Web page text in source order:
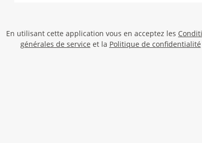
En utilisant cette application vous en acceptez les
générales de service et la Politique de confidentialité